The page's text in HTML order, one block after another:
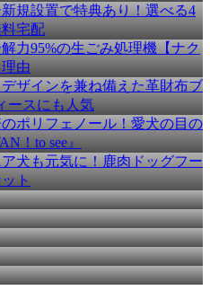
規設置で特典あり！選べる4
宅配
力95%の生ごみ処理機【ナク
由
ザインを兼ね備えた革財布ブ
ースにも人気
ポリフェノール！愛犬の目の
！to see』
犬も元気に！鹿肉ドッグフー
ト